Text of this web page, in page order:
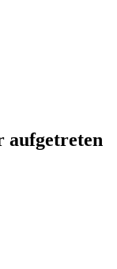
aufgetreten